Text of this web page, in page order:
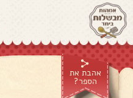
אהבת את
הספר?